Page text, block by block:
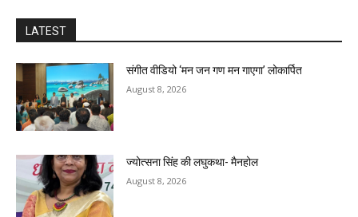
LATEST
संगीत वीडियो ‘मन जन गण मन गाएगा’ लोकार्पित
August 8, 2026
ज्योत्सना सिंह की लघुकथा- मैनहोल
August 8, 2026